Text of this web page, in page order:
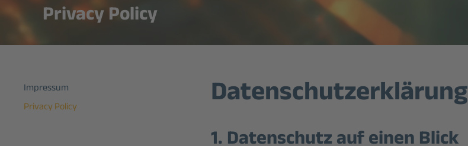
Privacy Policy
Impressum
Privacy Policy
Datenschutz­erklärung